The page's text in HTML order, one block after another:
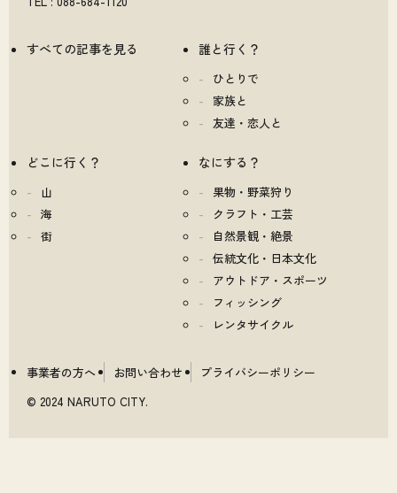
すべての記事を見る 誰と行く？
ひとりで
家族と
友達・恋人と
どこに行く？
山
海
街
なにする？
果物・野菜狩り
クラフト・工芸
自然景観・絶景
伝統文化・日本文化
アウトドア・スポーツ
フィッシング
レンタサイクル
事業者の方へ お問い合わせ
プライバシーポリシー
© 2024 NARUTO CITY.